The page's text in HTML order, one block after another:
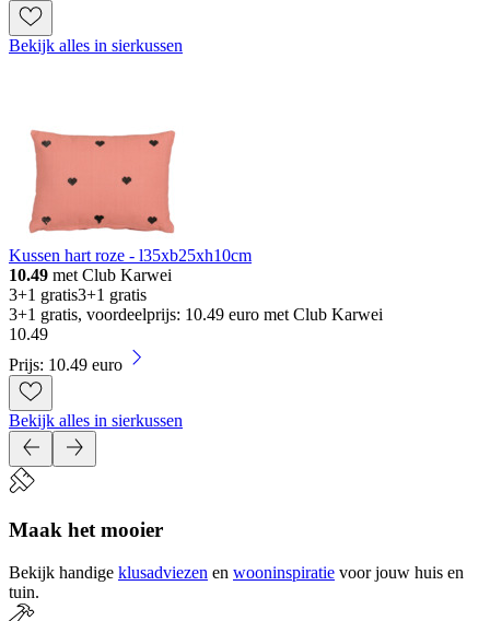
Bekijk alles in sierkussen
Kussen hart roze - l35xb25xh10cm
10.49 met Club Karwei
3+1 gratis3+1 gratis
3+1 gratis, voordeelprijs: 10.49 euro met Club Karwei
10.49
Prijs: 10.49 euro
Bekijk alles in sierkussen
Maak het mooier
Bekijk handige klusadviezen en wooninspiratie voor jouw huis en
tuin.